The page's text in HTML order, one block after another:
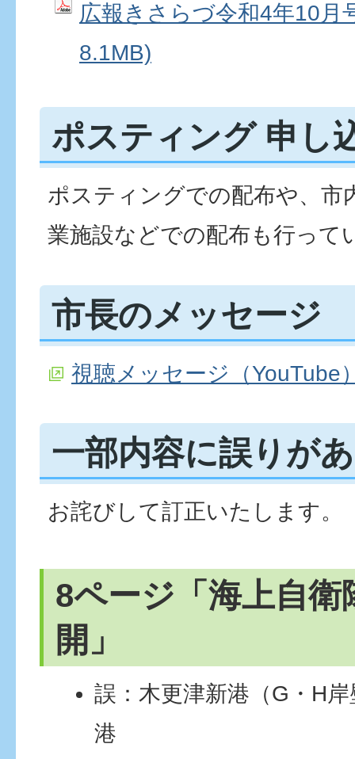
広報きさらづ令和4年10月
8.1MB)
ポスティング 申し
ポスティングでの配布や、市
業施設などでの配布も行って
市長のメッセージ
視聴メッセージ（YouTube
一部内容に誤りが
お詫びして訂正いたします。
8ページ「海上自衛
開」
誤：木更津新港（G・H
港